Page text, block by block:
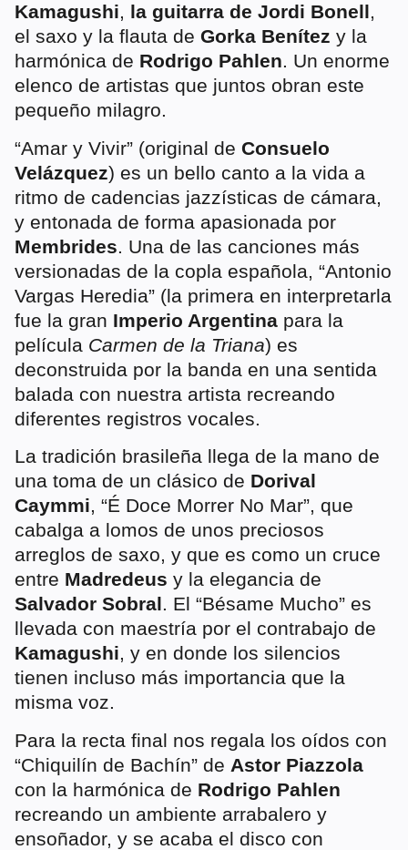
Kamagushi, la guitarra de Jordi Bonell,
el saxo y la flauta de Gorka Benítez y la
harmónica de Rodrigo Pahlen. Un enorme
elenco de artistas que juntos obran este
pequeño milagro.
“Amar y Vivir” (original de Consuelo
Velázquez) es un bello canto a la vida a
ritmo de cadencias jazzísticas de cámara,
y entonada de forma apasionada por
Membrides. Una de las canciones más
versionadas de la copla española, “Antonio
Vargas Heredia” (la primera en interpretarla
fue la gran Imperio Argentina para la
película Carmen de la Triana) es
deconstruida por la banda en una sentida
balada con nuestra artista recreando
diferentes registros vocales.
La tradición brasileña llega de la mano de
una toma de un clásico de Dorival
Caymmi, “É Doce Morrer No Mar”, que
cabalga a lomos de unos preciosos
arreglos de saxo, y que es como un cruce
entre Madredeus y la elegancia de
Salvador Sobral. El “Bésame Mucho” es
llevada con maestría por el contrabajo de
Kamagushi, y en donde los silencios
tienen incluso más importancia que la
misma voz.
Para la recta final nos regala los oídos con
“Chiquilín de Bachín” de Astor Piazzola
con la harmónica de Rodrigo Pahlen
recreando un ambiente arrabalero y
ensoñador, y se acaba el disco con